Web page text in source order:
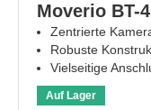
Moverio BT-
Zentrierte
Robuste
Vielseitige
Auf Lager